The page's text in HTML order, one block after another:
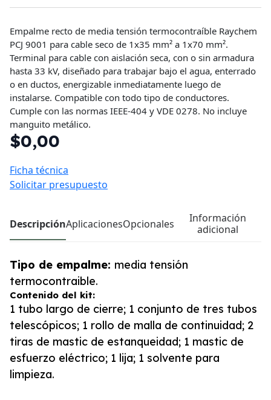
Empalme recto de media tensión termocontraíble Raychem
PCJ 9001 para cable seco de 1x35 mm² a 1x70 mm².
Terminal para cable con aislación seca, con o sin armadura
hasta 33 kV, diseñado para trabajar bajo el agua, enterrado
o en ductos, energizable inmediatamente luego de
instalarse. Compatible con todo tipo de conductores.
Cumple con las normas IEEE-404 y VDE 0278. No incluye
manguito metálico.
$0,00
Ficha técnica
Solicitar presupuesto
DescripciónAplicacionesOpcionales
Información
adicional
Tipo de empalme: media tensión
termocontraible.
Contenido del kit:
1 tubo largo de cierre; 1 conjunto de tres tubos
telescópicos; 1 rollo de malla de continuidad; 2
tiras de mastic de estanqueidad; 1 mastic de
esfuerzo eléctrico; 1 lija; 1 solvente para
limpieza.